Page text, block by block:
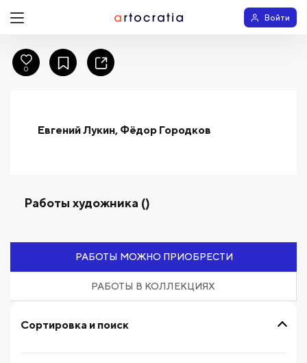
Войти
Евгений Лукин, Фёдор Городков
Работы художника ()
РАБОТЫ МОЖНО ПРИОБРЕСТИ
РАБОТЫ В КОЛЛЕКЦИЯХ
Сортировка и поиск
0